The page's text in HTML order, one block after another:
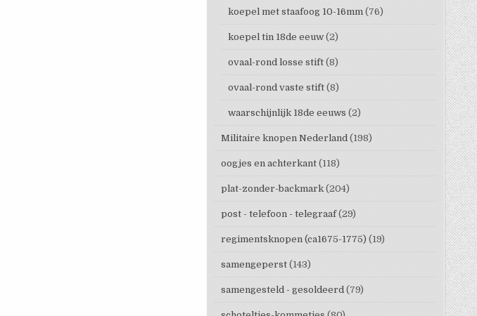
koepel met staafoog 10-16mm (76)
koepel tin 18de eeuw (2)
ovaal-rond losse stift (8)
ovaal-rond vaste stift (8)
waarschijnlijk 18de eeuws (2)
Militaire knopen Nederland (198)
oogjes en achterkant (118)
plat-zonder-backmark (204)
post - telefoon - telegraaf (29)
regimentsknopen (ca1675-1775) (19)
samengeperst (143)
samengesteld - gesoldeerd (79)